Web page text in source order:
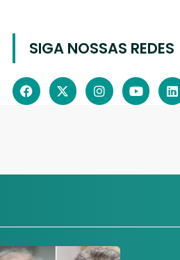
SIGA NOSSAS REDES